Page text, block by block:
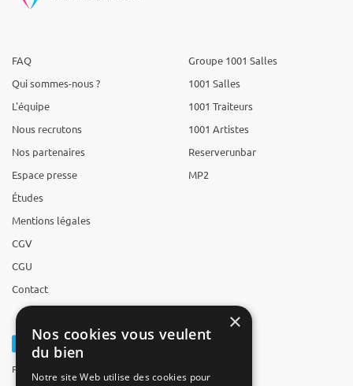
FAQ
Qui sommes-nous ?
L'équipe
Nous recrutons
Nos partenaires
Espace presse
Études
Mentions légales
CGV
CGU
Contact
Groupe 1001 Salles
1001 Salles
1001 Traiteurs
1001 Artistes
Reserverunbar
MP2
Powered by Groupe 1001Salles
×
Nos cookies vous veulent
du bien
Notre site Web utilise des cookies pour